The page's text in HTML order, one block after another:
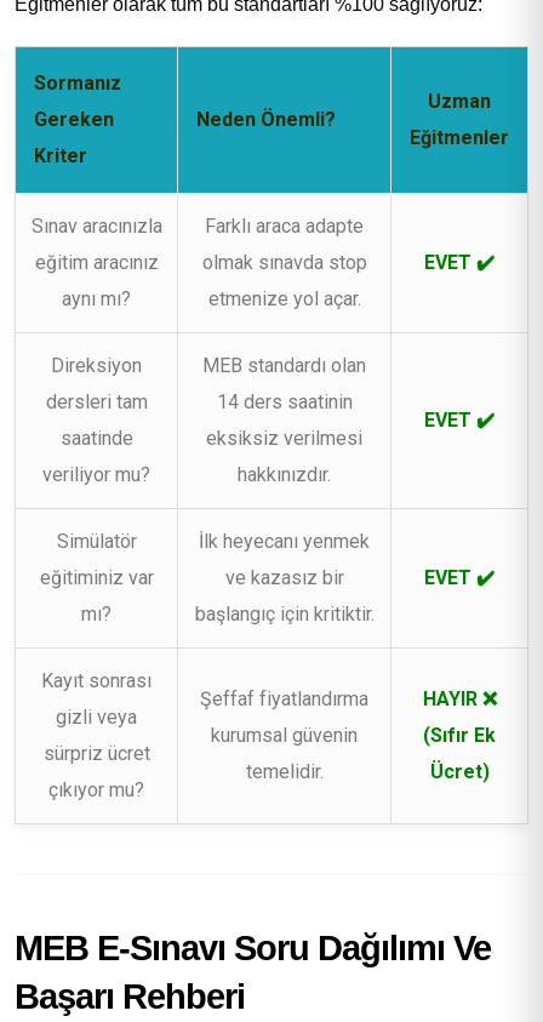
Eğitmenler olarak tüm bu standartları %100 sağlıyoruz:
Sormanız
Gereken
Kriter
Neden Önemli?
Uzman
Eğitmenler
Sınav aracınızla
eğitim aracınız
aynı mı?
Farklı araca adapte
olmak sınavda stop
etmenize yol açar.
EVET ✔️
Direksiyon
dersleri tam
saatinde
veriliyor mu?
MEB standardı olan
14 ders saatinin
eksiksiz verilmesi
hakkınızdır.
EVET ✔️
Simülatör
eğitiminiz var
mı?
İlk heyecanı yenmek
ve kazasız bir
başlangıç için kritiktir.
EVET ✔️
Kayıt sonrası
gizli veya
sürpriz ücret
çıkıyor mu?
Şeffaf fiyatlandırma
kurumsal güvenin
temelidir.
HAYIR ❌
(Sıfır Ek
Ücret)
MEB E-Sınavı Soru Dağılımı Ve
Başarı Rehberi